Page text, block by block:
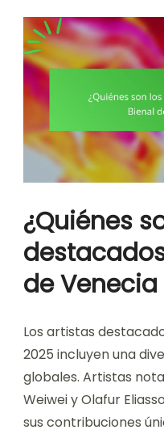
¿Quiénes
de Venecia
Los artistas
2025 incluyen una
globales. Artistas
Weiwei y Olafur
sus contribuciones